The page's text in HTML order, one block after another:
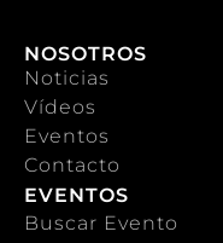
NOSOTROS
Noticias
Vídeos
Eventos
Contacto
EVENTOS
Buscar Evento